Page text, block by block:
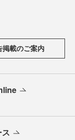
掲載のご案内